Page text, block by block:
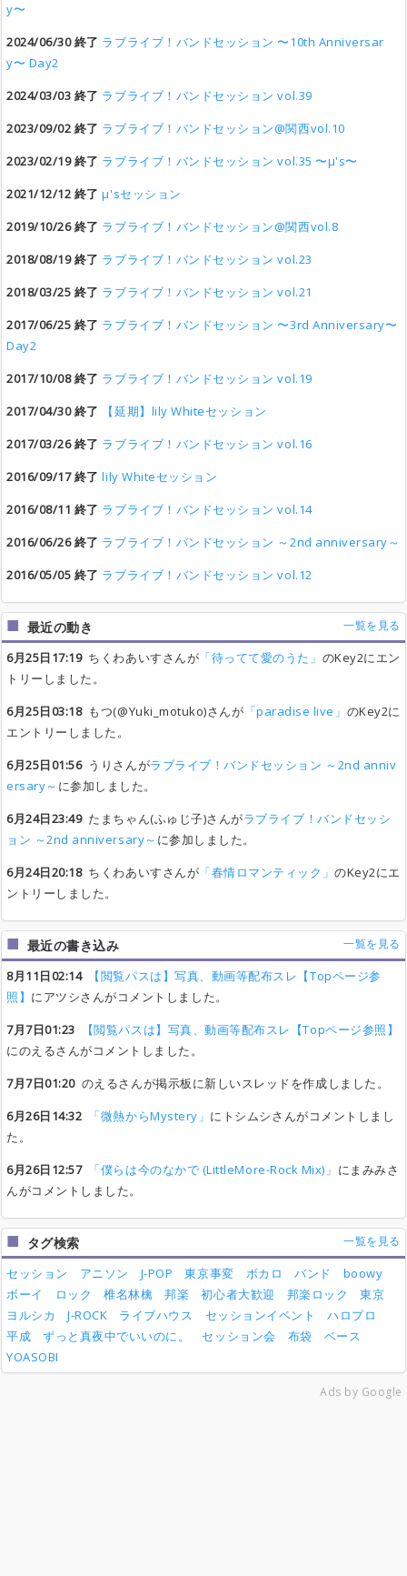
y〜
2024/06/30 終了 ラブライブ！バンドセッション 〜10th Anniversar
y〜 Day2
2024/03/03 終了 ラブライブ！バンドセッション vol.39
2023/09/02 終了 ラブライブ！バンドセッション@関西vol.10
2023/02/19 終了 ラブライブ！バンドセッション vol.35 〜μ's〜
2021/12/12 終了 μ'sセッション
2019/10/26 終了 ラブライブ！バンドセッション@関西vol.8
2018/08/19 終了 ラブライブ！バンドセッション vol.23
2018/03/25 終了 ラブライブ！バンドセッション vol.21
2017/06/25 終了 ラブライブ！バンドセッション 〜3rd Anniversary〜
Day2
2017/10/08 終了 ラブライブ！バンドセッション vol.19
2017/04/30 終了
【延期】lily Whiteセッション
2017/03/26 終了 ラブライブ！バンドセッション vol.16
2016/09/17 終了 lily Whiteセッション
2016/08/11 終了 ラブライブ！バンドセッション vol.14
2016/06/26 終了 ラブライブ！バンドセッション ～2nd anniversary～
2016/05/05 終了 ラブライブ！バンドセッション vol.12
最近の動き 一覧を見る
6月25日17:19ちくわあいすさんが 「待ってて愛のうた」 のKey2にエン
トリーしました。
6月25日03:18もつ(@Yuki_motuko)さんが 「paradise live」 のKey2に
エントリーしました。
6月25日01:56うりさんがラブライブ！バンドセッション ～2nd anniv
ersary～ に参加しました。
6月24日23:49たまちゃん(ふゅじ子)さんがラブライブ！バンドセッシ
ョン ～2nd anniversary～ に参加しました。
6月24日20:18ちくわあいすさんが 「春情ロマンティック」のKey2にエ
ントリーしました。
最近の書き込み 一覧を見る
8月11日02:14
【閲覧パスは】写真、動画等配布スレ【Topページ参
照】 にアツシさんがコメントしました。
7月7日01:23
【閲覧パスは】写真、動画等配布スレ【Topページ参照】
にのえるさんがコメントしました。
7月7日01:20のえるさんが掲示板に新しいスレッドを作成しました。
6月26日14:32
「微熱からMystery」 にトシムシさんがコメントしまし
た。
6月26日12:57
「僕らは今のなかで (LittleMore-Rock Mix)」 にまみみさ
んがコメントしました。
タグ検索 一覧を見る
セッション アニソン J-POP 東京事変 ボカロ バンド
boowy
ボーイ
ロック 椎名林檎 邦楽 初心者大歓迎 邦楽ロック
東京
ヨルシカ
J-ROCK ライブハウス セッションイベント
ハロプロ
平成
ずっと真夜中でいいのに。 セッション会 布袋
ベース
YOASOBI
Ads by Google